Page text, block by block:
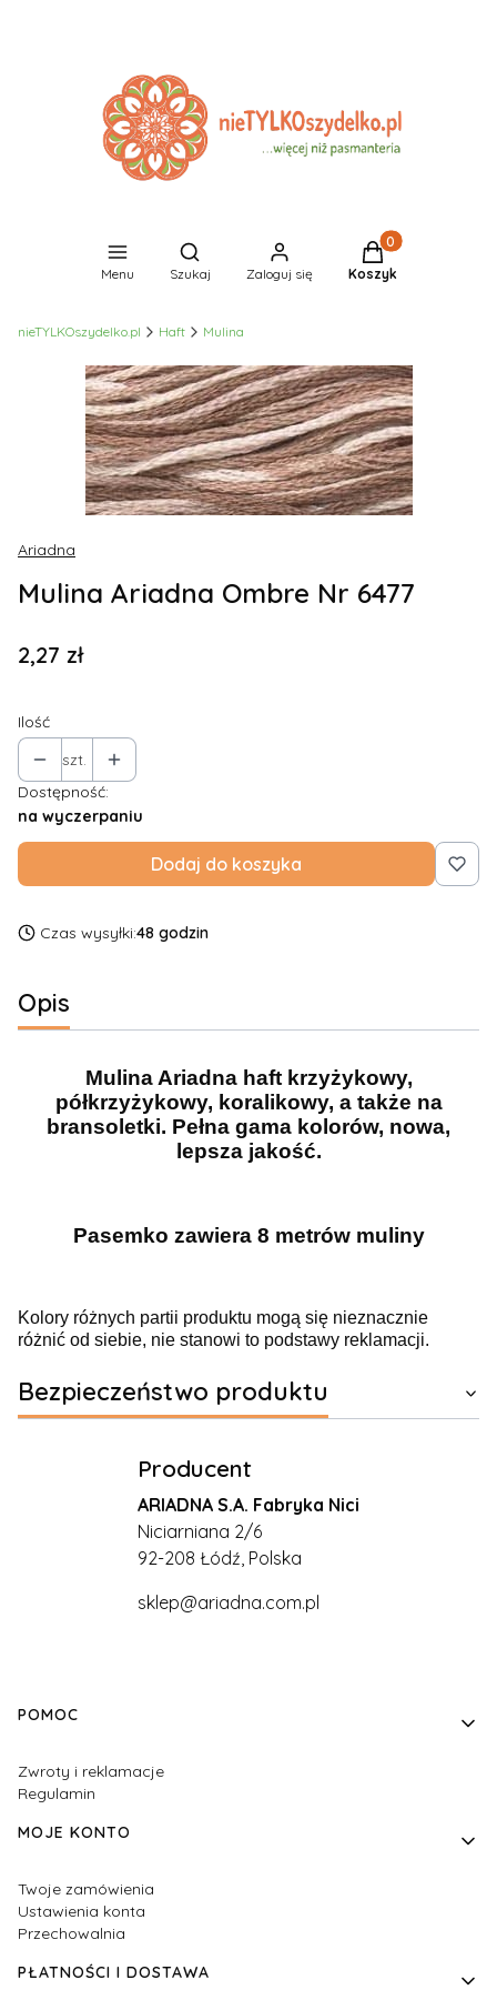
Menu
Otwórz wyszukiwarkę
Szukaj Zaloguj się
Produkty w
Koszyk
nieTYLKOszydelko.pl Haft Mulina
Ariadna
Mulina Ariadna Ombre Nr 6477
Cena
2,27 zł
Ilość
szt.
Dostępność:
na wyczerpaniu
Dodaj do koszyka
Czas wysyłki:48 godzin
Opis
Mulina Ariadna haft krzyżykowy,
półkrzyżykowy, koralikowy, a także na
bransoletki. Pełna gama kolorów, nowa,
lepsza jakość.
Pasemko zawiera 8 metrów muliny
Kolory różnych partii produktu mogą się nieznacznie
różnić od siebie, nie stanowi to podstawy reklamacji.
Bezpieczeństwo produktu
Producent
ARIADNA S.A. Fabryka Nici
Niciarniana 2/6
92-208 Łódź, Polska
sklep@ariadna.com.pl
Linki w stopce
POMOC
Zwroty i reklamacje
Regulamin
MOJE KONTO
Twoje zamówienia
Ustawienia konta
Przechowalnia
PŁATNOŚCI I DOSTAWA